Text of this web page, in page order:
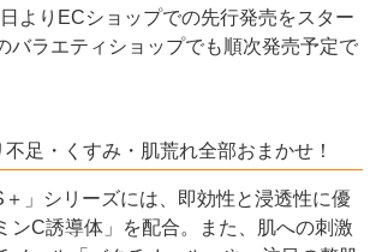
よりECショップでの先行発売をスター
バラエティショップでも順次発売予定で
足・くすみ・肌荒れ全部おまかせ！
」シリーズには、即効性と浸透性に優
ンC誘導体」を配合。また、肌への刺激